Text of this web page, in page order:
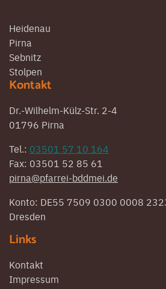
Heidenau
Pirna
Sebnitz
Stolpen
Kontakt
Dr.-Wilhelm-Külz-Str. 2-4
01796 Pirna
Tel.: 03501 57 10 164
Fax: 03501 52 85 61
pirna@pfarrei-bddmei.de
Konto: DE55 7509 0300 0008
Dresden
Links
Kontakt
Impressum